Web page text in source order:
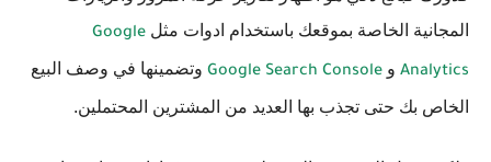
المجانية الخاصة بموقعك باستخدام ادوات مثل Google
Analytics و Google Search Console وتضمينها في وصف البيع
الخاص بك حتى تجذب بها العديد من المشترين المحتملين.